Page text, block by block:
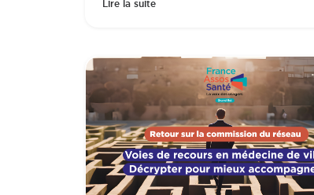
Lire la suite